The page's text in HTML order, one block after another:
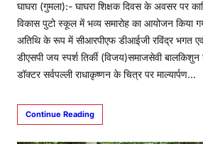
घाघरा (गुमला):- घाघरा शिक्षक दिवस के अवसर पर
विकास पुटो स्कूल में भव्य समारोह का आयोजन किया
अतिथि के रूप में सीआरपीएफ डीआईजी रविंद्र भगत
डीएसपी जय स्पर्श तिर्की (विजय)समाजसेवी
डॉक्टर सर्वपल्ली राधाकृष्णन के चित्र पर माल्यार्पण…
Continue Reading